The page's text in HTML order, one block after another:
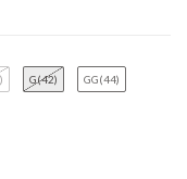
G(42) GG(44)